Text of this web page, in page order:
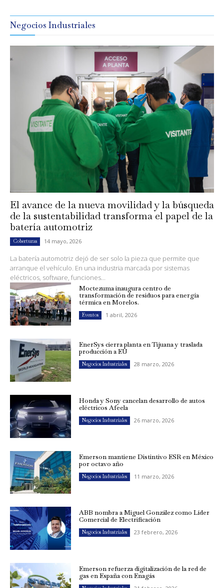
Negocios Industriales
El avance de la nueva movilidad y la búsqueda
de la sustentabilidad transforma el papel de la
batería automotriz
Coberturas 14 mayo, 2026
La batería automotriz dejó de ser solo la pieza que permite que
arranque el vehículo. En una industria marcada por sistemas
eléctricos, software, funciones...
Moctezuma inaugura centro de
transformación de residuos para energía
térmica en Morelos.
Eventos 1 abril, 2026
EnerSys cierra planta en Tijuana y traslada
producción a EU
Negocios Industriales 28 marzo, 2026
Honda y Sony cancelan desarrollo de autos
eléctricos Afeela
Negocios Industriales 26 marzo, 2026
Emerson mantiene Distintivo ESR en México
por octavo año
Negocios Industriales 11 marzo, 2026
ABB nombra a Miguel González como Líder
Comercial de Electrificación
Negocios Industriales 23 febrero, 2026
Emerson refuerza digitalización de la red de
gas en España con Enagás